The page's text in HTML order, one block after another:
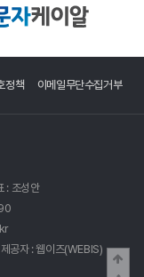
정책 이메일무단수집거부
: 조성안
공자 :웹이즈(WEBIS)